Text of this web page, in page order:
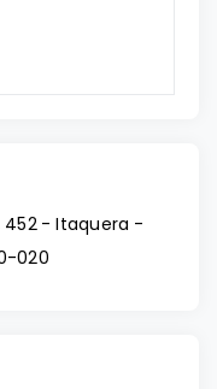
452 - Itaquera -
020